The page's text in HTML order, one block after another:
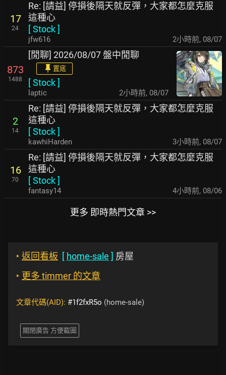
17
24
Re: [請益] 停損後隔天就反彈，大家都怎麼克服
這種心
[Stock]
jfw616 2小時前, 08/07
873
1488
[閒聊] 2026/08/07 盤中閒聊
置底
[Stock]
laptic 2小時前, 08/07
2
14
Re: [請益] 停損後隔天就反彈，大家都怎麼克服
這種心
[Stock]
kawhiHarden 3小時前, 08/07
16
70
Re: [請益] 停損後隔天就反彈，大家都怎麼克服
這種心
[Stock]
fantasy14 4小時前, 08/06
更多 即時熱門文章 >>
‣ 返回看板 [ home-sale ] 房屋
‣ 更多 timmer 的文章
文章代碼(AID): #1f2fxR5o (home-sale)
關閉廣告 方便截圖